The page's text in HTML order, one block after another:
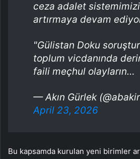
ceza adalet
artırmaya devam
"Gülistan Doku
toplum vicdanında
faili meçhul olayların…
— Akın Gürlek
April 23, 2026
Bu kapsamda kurulan yeni birimler